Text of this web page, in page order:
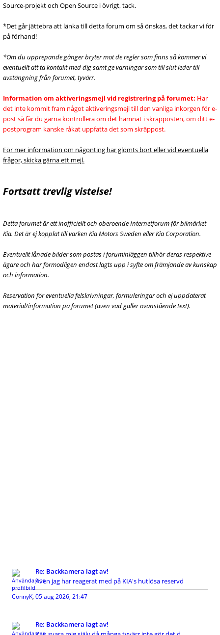
Source-projekt och Open Source i övrigt, tack.
*Det går jättebra att länka till detta forum om så önskas, det tackar vi för
på förhand!
*Om du upprepande gånger bryter mot de regler som finns så kommer vi
eventuellt att ta kontakt med dig samt ge varningar som till slut leder till
avstängning från forumet, tyvärr.
Information om aktiveringsmejl vid registrering på forumet: Har
det inte kommit fram något aktiveringsmejl till den vanliga inkorgen för e-
post så får du gärna kontrollera om det hamnat i skräpposten, om ditt e-
postprogram kanske råkat uppfatta det som skräppost.
För mer information om någonting har glömts bort eller vid eventuella
frågor, skicka gärna ett mejl.
Fortsatt trevlig vistelse!
Detta forumet är ett inofficiellt och oberoende Internetforum för bilmärket
Kia. Det är ej kopplat till varken Kia Motors Sweden eller Kia Corporation.
Eventuellt lånade bilder som postas i foruminläggen tillhör deras respektive
ägare och har förmodligen endast lagts upp i syfte om främjande av kunskap
och information.
Reservation för eventuella felskrivningar, formuleringar och ej uppdaterat
material/information på forumet (även vad gäller ovanstående text).
Re: Backkamera lagt av!
Även jag har reagerat med på KIA's hutlösa reservd
ConnyK, 05 aug 2026, 21:47
Re: Backkamera lagt av!